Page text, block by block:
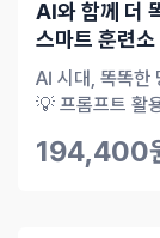
AI와 함께 더
스마트 훈련소
AI 시대, 똑똑한
💡 프롬프트 활
194,400